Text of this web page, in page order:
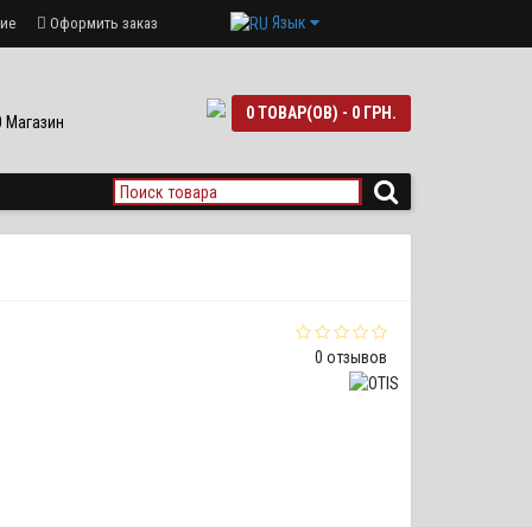
Оформить заказ Язык
Магазин 0 ТОВАР(ОВ) - 0 ГРН.
0 отзывов